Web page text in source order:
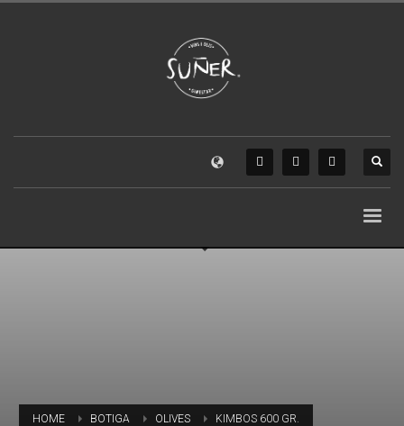
HOME BOTIGA OLIVES KIMBOS 600 GR.